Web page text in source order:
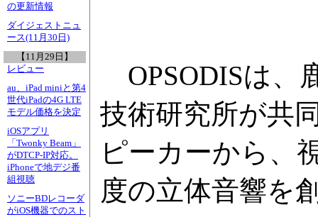
の更新情報
ダイジェストニュ
ース(11月30日)
【11月29日】
レビュー
au、iPad miniと第4
世代iPadの4G LTE
モデル価格を決定
iOSアプリ
「Twonky Beam」
がDTCP-IP対応。
iPhoneで地デジ番
組視聴
ソニーBDレコーダ
がiOS機器でのスト
OPSODISは、
技術研究所が共
ピーカーから、
度の立体音響を